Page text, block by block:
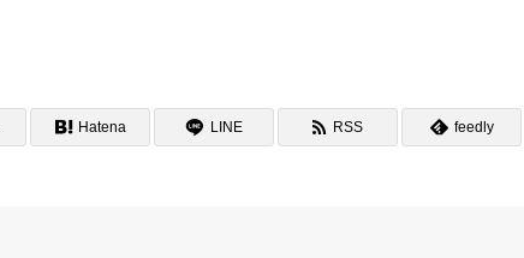
Hatena LINE RSS feedly